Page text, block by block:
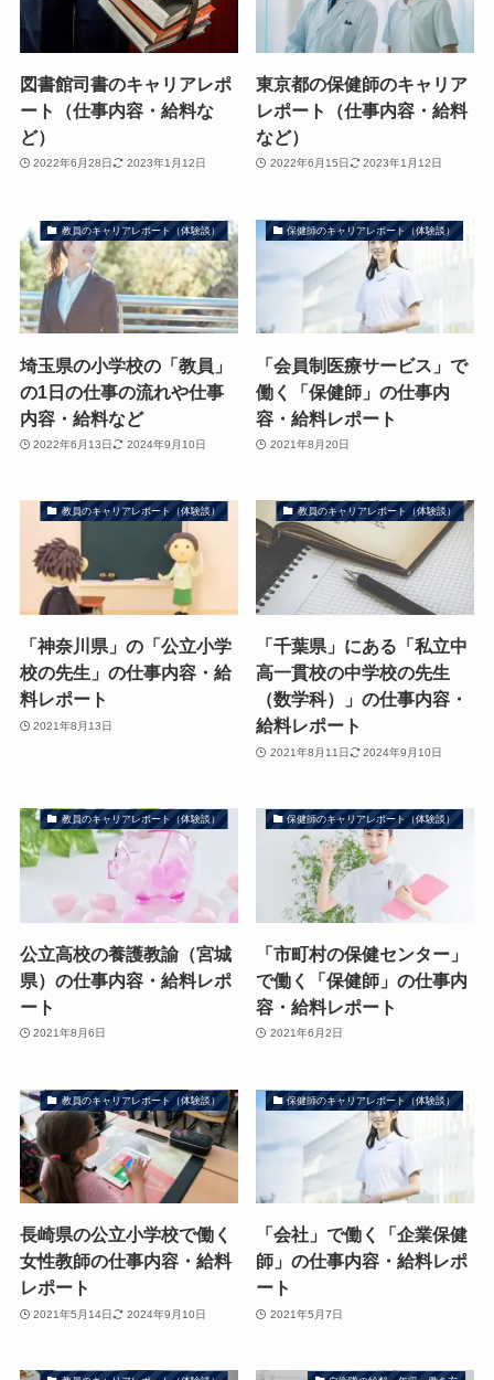
図書館司書のキャリアレポ
ート（仕事内容・給料な
ど）
2022年6月28日 2023年1月12日
東京都の保健師のキャリア
レポート（仕事内容・給料
など）
2022年6月15日 2023年1月12日
教員のキャリアレポート（体験談）
埼玉県の小学校の「教員」
の1日の仕事の流れや仕事
内容・給料など
2022年6月13日 2024年9月10日
保健師のキャリアレポート（体験談）
「会員制医療サービス」で
働く「保健師」の仕事内
容・給料レポート
2021年8月20日
教員のキャリアレポート（体験談）
「神奈川県」の「公立小学
校の先生」の仕事内容・給
料レポート
2021年8月13日
教員のキャリアレポート（体験談）
「千葉県」にある「私立中
高一貫校の中学校の先生
（数学科）」の仕事内容・
給料レポート
2021年8月11日 2024年9月10日
教員のキャリアレポート（体験談）
公立高校の養護教諭（宮城
県）の仕事内容・給料レポ
ート
2021年8月6日
保健師のキャリアレポート（体験談）
「市町村の保健センター」
で働く「保健師」の仕事内
容・給料レポート
2021年6月2日
教員のキャリアレポート（体験談）
長崎県の公立小学校で働く
女性教師の仕事内容・給料
レポート
2021年5月14日 2024年9月10日
保健師のキャリアレポート（体験談）
「会社」で働く「企業保健
師」の仕事内容・給料レポ
ート
2021年5月7日